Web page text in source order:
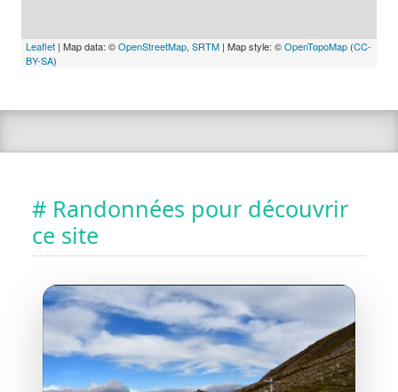
Leaflet | Map data: ©OpenStreetMap, SRTM | Map style: ©OpenTopoMap (CC-
BY-SA)
# Randonnées pour découvrir
ce site